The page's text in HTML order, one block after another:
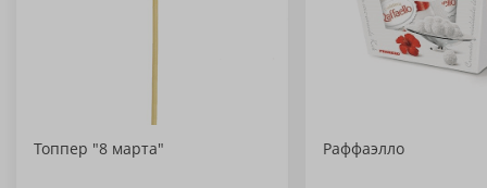
Топпер "8 марта" Раффаэлло